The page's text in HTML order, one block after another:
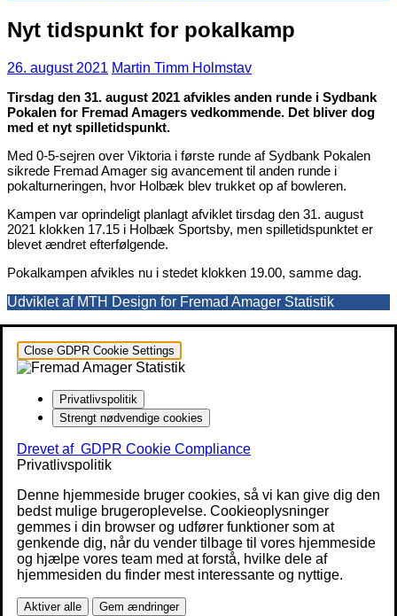
Nyt tidspunkt for pokalkamp
26. august 2021 Martin Timm Holmstav
Tirsdag den 31. august 2021 afvikles anden runde i Sydbank
Pokalen for Fremad Amagers vedkommende. Det bliver dog
med et nyt spilletidspunkt.
Med 0-5-sejren over Viktoria i første runde af Sydbank Pokalen
sikrede Fremad Amager sig avancement til anden runde i
pokalturneringen, hvor Holbæk blev trukket op af bowleren.
Kampen var oprindeligt planlagt afviklet tirsdag den 31. august
2021 klokken 17.15 i Holbæk Sportsby, men spilletidspunktet er
blevet ændret efterfølgende.
Pokalkampen afvikles nu i stedet klokken 19.00, samme dag.
Udviklet af MTH Design for Fremad Amager Statistik
Close GDPR Cookie Settings
Privatlivspolitik
Strengt nødvendige cookies
Drevet af GDPR Cookie Compliance
Privatlivspolitik
Denne hjemmeside bruger cookies, så vi kan give dig den
bedst mulige brugeroplevelse. Cookieoplysninger
gemmes i din browser og udfører funktioner som at
genkende dig, når du vender tilbage til vores hjemmeside
og hjælpe vores team med at forstå, hvilke dele af
hjemmesiden du finder mest interessante og nyttige.
Aktiver alle Gem ændringer